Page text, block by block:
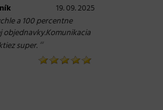
19. 09. 2025
a 100 percentne
objednavky.Komunikacia
super. “